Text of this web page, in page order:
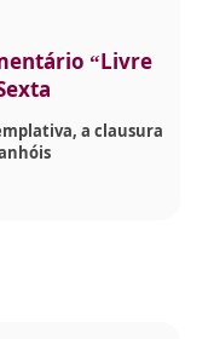
“Livre
a clausura